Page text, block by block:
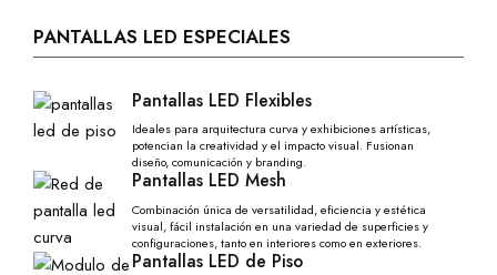
PANTALLAS LED ESPECIALES
Pantallas LED Flexibles
Ideales para arquitectura curva y exhibiciones artísticas,
potencian la creatividad y el impacto visual. Fusionan
diseño, comunicación y branding.
Pantallas LED Mesh
Combinación única de versatilidad, eficiencia y estética
visual, fácil instalación en una variedad de superficies y
configuraciones, tanto en interiores como en exteriores.
Pantallas LED de Piso